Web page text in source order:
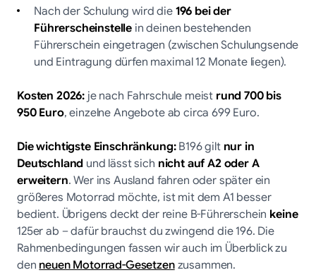
Nach der Schulung wird die196 bei der
Führerscheinstellein deinen bestehenden
Führerschein eingetragen (zwischen Schulungsende
und Eintragung dürfen maximal 12 Monate liegen).
Kosten 2026:je nach Fahrschule meistrund 700 bis
950 Euro, einzelne Angebote ab circa 699 Euro.
Die wichtigste Einschränkung:B196 giltnur in
Deutschlandund lässt sich nicht auf A2 oder A
erweitern. Wer ins Ausland fahren oder später ein
größeres Motorrad möchte, ist mit dem A1 besser
bedient. Übrigens deckt der reine B-Führerschein keine
125er ab – dafür brauchst du zwingend die 196. Die
Rahmenbedingungen fassen wir auch im Überblick zu
denneuen Motorrad-Gesetzenzusammen.